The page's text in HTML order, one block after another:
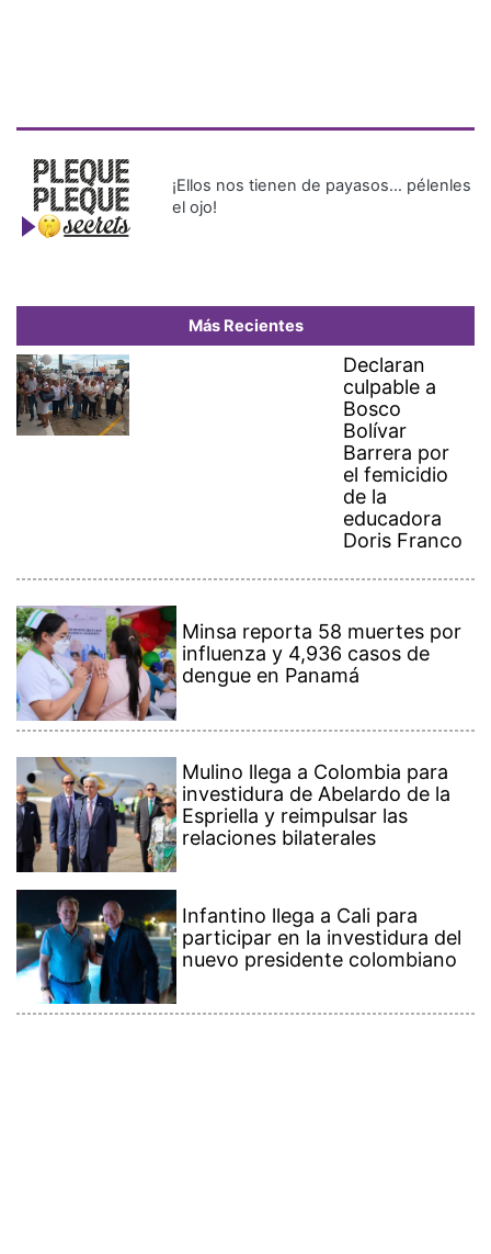
¡Ellos nos tienen de payasos… pélenles
el ojo!
Más Recientes
Declaran
culpable a
Bosco
Bolívar
Barrera por
el femicidio
de la
educadora
Doris Franco
Minsa reporta 58 muertes por
influenza y 4,936 casos de
dengue en Panamá
Mulino llega a Colombia para
investidura de Abelardo de la
Espriella y reimpulsar las
relaciones bilaterales
Infantino llega a Cali para
participar en la investidura del
nuevo presidente colombiano